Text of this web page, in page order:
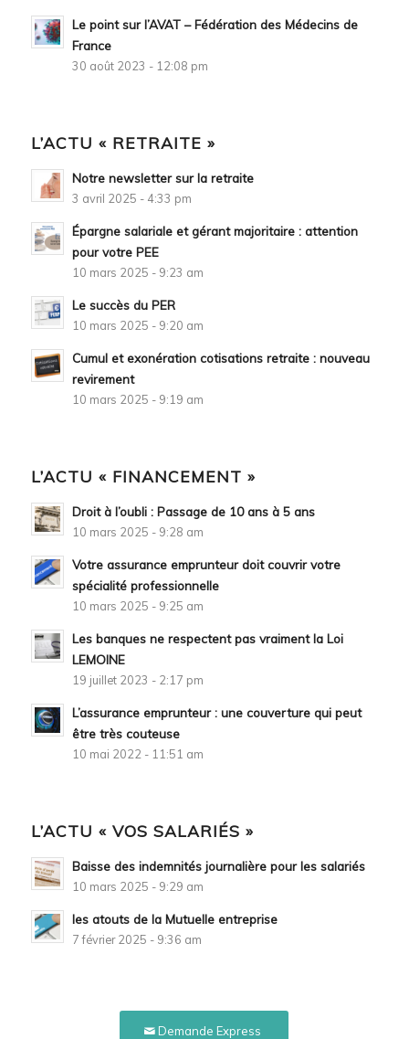
Le point sur l’AVAT – Fédération des Médecins de
France
30 août 2023 - 12:08 pm
L’ACTU « RETRAITE »
Notre newsletter sur la retraite
3 avril 2025 - 4:33 pm
Épargne salariale et gérant majoritaire : attention
pour votre PEE
10 mars 2025 - 9:23 am
Le succès du PER
10 mars 2025 - 9:20 am
Cumul et exonération cotisations retraite : nouveau
revirement
10 mars 2025 - 9:19 am
L’ACTU « FINANCEMENT »
Droit à l’oubli : Passage de 10 ans à 5 ans
10 mars 2025 - 9:28 am
Votre assurance emprunteur doit couvrir votre
spécialité professionnelle
10 mars 2025 - 9:25 am
Les banques ne respectent pas vraiment la Loi
LEMOINE
19 juillet 2023 - 2:17 pm
L’assurance emprunteur : une couverture qui peut
être très couteuse
10 mai 2022 - 11:51 am
L’ACTU « VOS SALARIÉS »
Baisse des indemnités journalière pour les salariés
10 mars 2025 - 9:29 am
les atouts de la Mutuelle entreprise
7 février 2025 - 9:36 am
Demande Express